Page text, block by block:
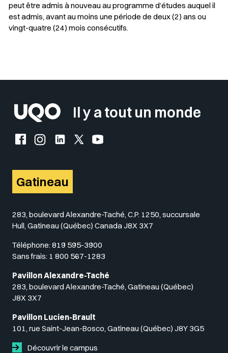
peut être admis à nouveau au programme d’études auquel il
est admis, avant au moins une période de deux (2) ans ou
vingt-quatre (24) mois consécutifs.
Il y a tout un monde
Facebook de l'UQO
Instagram de l'UQO
LinkedIn de l'UQO
X (Twitter) de l'UQO
YouTube de l'UQO
Gatineau
283, boulevard Alexandre-Taché, C.P. 1250, succursale
Hull, Gatineau (Québec) Canada J8X 3X7
Téléphone: 819 595-3900
Sans frais: 1 800 567-1283
Pavillon Alexandre-Taché
283, boulevard Alexandre-Taché, Gatineau (Québec)
J8X 3X7
Pavillon Lucien-Brault
101, rue Saint-Jean-Bosco, Gatineau (Québec) J8Y 3G5
Découvrir le campus